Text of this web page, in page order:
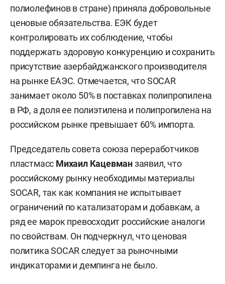
полиолефинов в стране) приняла добровольные
ценовые обязательства. ЕЭК будет
контролировать их соблюдение, чтобы
поддержать здоровую конкуренцию и сохранить
присутствие азербайджанского производителя
на рынке ЕАЭС. Отмечается, что SOCAR
занимает около 50% в поставках полипропилена
в РФ, а доля ее полиэтилена и полипропилена на
российском рынке превышает 60% импорта.
Председатель совета союза переработчиков
пластмасс Михаил Кацевманзаявил, что
российскому рынку необходимы материалы
SOCAR, так как компания не испытывает
ограничений по катализаторам и добавкам, а
ряд ее марок превосходит российские аналоги
по свойствам. Он подчеркнул, что ценовая
политика SOCAR следует за рыночными
индикаторами и демпинга не было.